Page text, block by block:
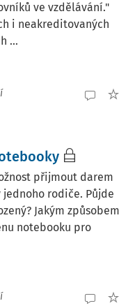
ve vzdělávání."
i neakreditovaných
...
přijmout darem
rodiče. Půjde
Jakým způsobem
notebooku pro